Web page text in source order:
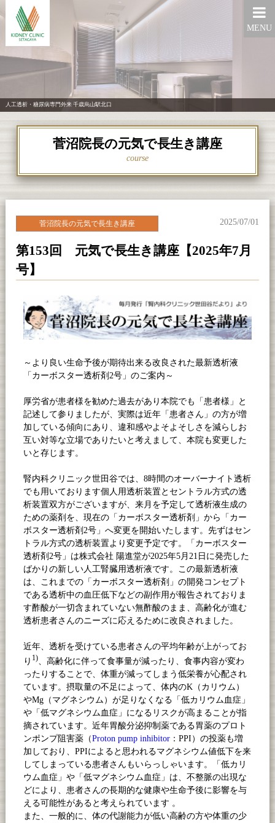
人工透析・糖尿病専門外来 千歳烏山駅北口
MENU
菅沼院長の元気で長生き講座
course
第153回 元気で長生き講座【2025年7月
号】
菅沼院長の元気で長生き講座 2025/07/01
～より良い生命予後が期待出来る改良された最新透析液
「カーボスター透析剤2号」のご案内～
厚労省が患者様を勧めた過去があり本院でも「患者様」と
記述して参りましたが、実際は近年「患者さん」の方が増
加している傾向にあり、違和感やよそよそしさを減らしお
互い対等な立場でありたいと考えまして、本院も変更した
いと存じます。
腎内科クリニック世田谷では、8時間のオーバーナイト透析
でも用いております個人用透析装置とセントラル方式の透
析装置双方がございますが、来月を予定して透析液生成の
ための薬剤を、現在の「カーボスター透析剤」から「カー
ボスター透析剤2号」へ変更を開始いたします。先ずはセン
トラル方式の透析装置より変更予定です。「カーボスター
透析剤2号」は株式会社 陽進堂が2025年5月21 日に発売した
ばかりの新しい人工腎臓用透析液です。この最新透析液
は、これまでの「カーボスター透析剤」の開発コンセプト
である透析中の血圧低下などの副作用が報告されておりま
す酢酸が一切含まれていない無酢酸のまま、高齢化が進む
透析患者さんのニーズに応えるために改良されました。
近年、透析を受けている患者さんの平均年齢が上がってお
り 1) 、高齢化に伴って食事量が減ったり、食事内容が変わ
ったりすることで、体重が減ってしまう低栄養が心配され
ています。摂取量の不足によって、体内のK （カリウム）
やMg （マグネシウム）が足りなくなる「低カリウム血症」
や「低マグネシウム血症」になるリスクが高まることが指
摘されています。近年胃酸分泌抑制薬である胃薬のプロト
ンポンプ阻害薬（Proton pump inhibitor ：PPI ）の投薬も増
加しており、PPIによると思われるマグネシウム値低下を来
してしまっている患者さんもいらっしゃいます。「低カリ
ウム血症」や「低マグネシウム血症」は、不整脈の出現な
どにより、患者さんの長期的な健康や生命予後に影響を与
える可能性があると考えられています 。
また、一般的に、体の代謝能力が低い高齢の方や体重の少